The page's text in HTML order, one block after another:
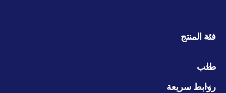
فئة المنتج
طلب
روابط سريعة